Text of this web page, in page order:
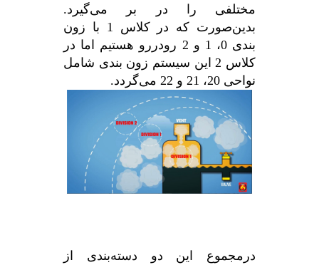
مختلفی را در بر می‌گیرد.
بدین‌صورت که در کلاس 1 با زون
بندی 0، 1 و 2 رودررو هستیم اما در
کلاس 2 این سیستم زون بندی شامل
نواحی 20، 21 و 22 می‌گردد.
درمجموع این دو دسته‌بندی از